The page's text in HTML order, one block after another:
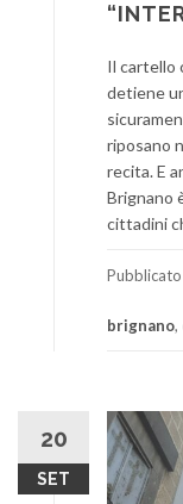
Il cartello
detiene
riposano
recita. E
Brignano
cittadini
brignano,
20
SET